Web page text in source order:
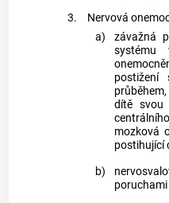
3.
Nervová
a)
závažná
systému
postižení
dítě svou
mozková
postihující
b)